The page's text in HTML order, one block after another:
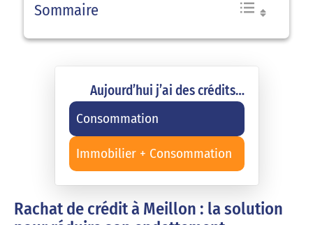
Sommaire
Aujourd’hui j’ai des crédits…
Consommation
Immobilier + Consommation
Rachat de crédit à Meillon : la solution